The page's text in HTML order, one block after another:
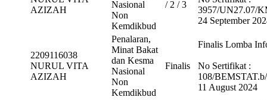
AZIZAH
Nasional
Non
Kemdikbud
/ 2 / 3
3957/UN27.07/
24 September
2209116038
NURUL VITA
AZIZAH
Penalaran,
Minat Bakat
dan Kesma
Nasional
Non
Kemdikbud
Finalis
Finalis Lomba
No Sertifikat :
108/
11 August 2024